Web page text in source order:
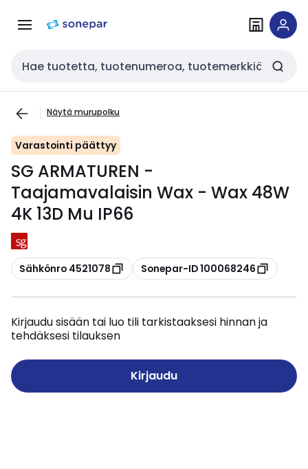
navigointiinsisältöön
Haku
Näytä murupolku
Varastointi päättyy
SG ARMATUREN -
Taajamavalaisin Wax - Wax 48W
4K 13D Mu IP66
Kopioi
Sähkönro 4521078 Kopioi
Sonepar-ID 100068246
Kirjaudu sisään tai luo tili tarkistaaksesi hinnan ja
tehdäksesi tilauksen
Kirjaudu